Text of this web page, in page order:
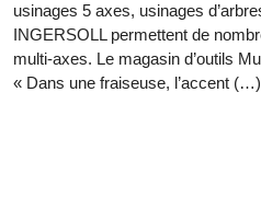
usinages 5 axes, usinages
INGERSOLL permettent de
multi-axes. Le magasin d’outils
« Dans une fraiseuse, l’accent (…)